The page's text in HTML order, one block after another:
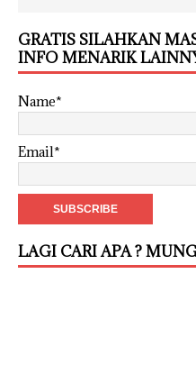
GRATIS SILAHKAN
INFO MENARIK
Name*
Email*
LAGI CARI APA ?